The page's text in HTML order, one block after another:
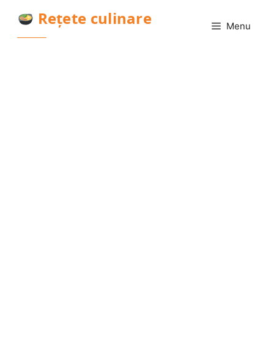
conținut
Rețete culinare Menu